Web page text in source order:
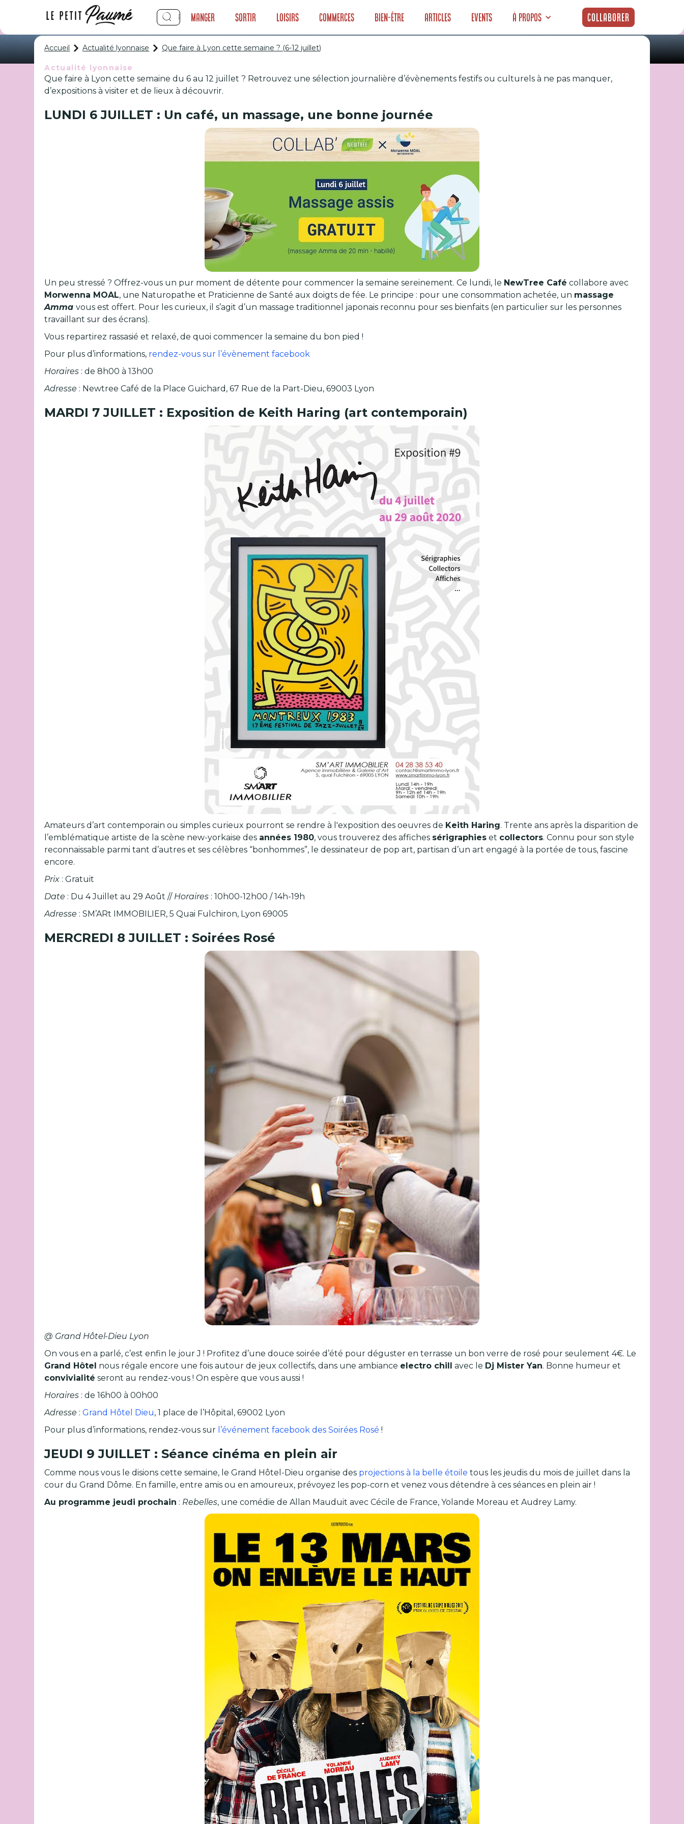
Manger Sortir Loisirs Commerces Bien-être Articles Events À propos Collaborer
Que faire à Lyon cette semaine ? (6-12 juillet)
Accueil Actualité lyonnaise Que faire à Lyon cette semaine ? (6-12 juillet)
Actualité lyonnaise
Que faire à Lyon cette semaine du 6 au 12 juillet ? Retrouvez une sélection journalière d’évènements festifs ou culturels à ne pas manquer,
d’expositions à visiter et de lieux à découvrir.
LUNDI 6 JUILLET : Un café, un massage, une bonne journée
Un peu stressé ? Offrez-vous un pur moment de détente pour commencer la semaine sereinement. Ce lundi, le NewTree Café collabore avec
Morwenna MOAL, une Naturopathe et Praticienne de Santé aux doigts de fée. Le principe : pour une consommation achetée, un massage
Ammavous est offert. Pour les curieux, il s’agit d’un massage traditionnel japonais reconnu pour ses bienfaits (en particulier sur les personnes
travaillant sur des écrans).
Vous repartirez rassasié et relaxé, de quoi commencer la semaine du bon pied !
Pour plus d’informations, rendez-vous sur l’évènement facebook
Horaires : de 8h00 à 13h00
Adresse : Newtree Café de la Place Guichard, 67 Rue de la Part-Dieu, 69003 Lyon
MARDI 7 JUILLET : Exposition de Keith Haring (art contemporain)
Amateurs d’art contemporain ou simples curieux pourront se rendre à l'exposition des oeuvres de Keith Haring. Trente ans après la disparition de
l’emblématique artiste de la scène new-yorkaise des années 1980, vous trouverez des affiches sérigraphies et collectors. Connu pour son style
reconnaissable parmi tant d’autres et ses célèbres “bonhommes”, le dessinateur de pop art, partisan d’un art engagé à la portée de tous, fascine
encore.
Prix : Gratuit
Date : Du 4 Juillet au 29 Août // Horaires : 10h00-12h00 / 14h-19h
Adresse : SM’ARt IMMOBILIER, 5 Quai Fulchiron, Lyon 69005
MERCREDI 8 JUILLET : Soirées Rosé
@ Grand Hôtel-Dieu Lyon
On vous en a parlé, c’est enfin le jour J ! Profitez d’une douce soirée d’été pour déguster en terrasse un bon verre de rosé pour seulement 4€. Le
Grand Hôtel nous régale encore une fois autour de jeux collectifs, dans une ambiance electro chill avec le Dj Mister Yan. Bonne humeur et
convivialité seront au rendez-vous ! On espère que vous aussi !
Horaires : de 16h00 à 00h00
Adresse :Grand Hôtel Dieu, 1 place de l’Hôpital, 69002 Lyon
Pour plus d’informations, rendez-vous sur l’événement facebook des Soirées Rosé !
JEUDI 9 JUILLET : Séance cinéma en plein air
Comme nous vous le disions cette semaine, le Grand Hôtel-Dieu organise des projections à la belle étoile tous les jeudis du mois de juillet dans la
cour du Grand Dôme. En famille, entre amis ou en amoureux, prévoyez les pop-corn et venez vous détendre à ces séances en plein air !
Au programme jeudi prochain : Rebelles, une comédie de Allan Mauduit avec Cécile de France, Yolande Moreau et Audrey Lamy.